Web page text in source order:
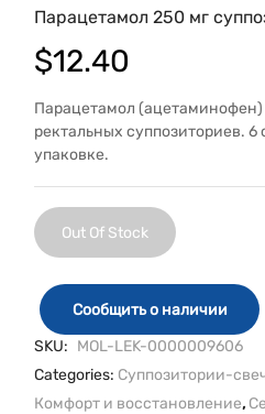
Парацетамол 250 мг
$12.40
Парацетамол (ацетаминофен)
ректальных суппозиториев. 6
упаковке.
Out Of Stock
Сообщить о наличии
SKU: MOL-LEK-0000009606
Categories: Cуппозитории-
Комфорт и восстановление,